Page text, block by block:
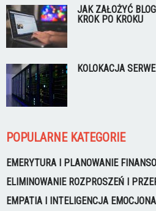
JAK ZAŁOŻYĆ
KROK PO KROKU
KOLOKACJA
POPULARNE KATEGORIE
EMERYTURA I PLANOWANIE
ELIMINOWANIE ROZPROSZEŃ I
EMPATIA I INTELIGENCJA